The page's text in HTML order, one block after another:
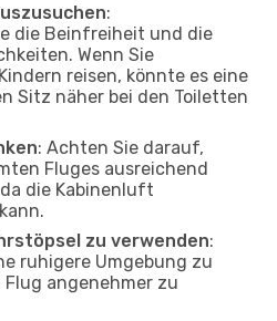
:
die Beinfreiheit und die
Wenn Sie
reisen, könnte es eine
Sitz näher bei den Toiletten
: Achten Sie darauf,
Fluges ausreichend
die Kabinenluft
zu verwenden:
ruhigere Umgebung zu
angenehmer zu